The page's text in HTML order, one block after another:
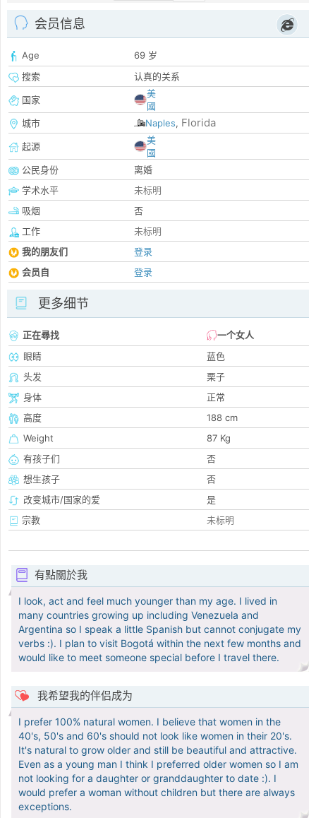
会员信息
Age
69 岁
搜索
认真的关系
国家
美
國
城市
Naples, Florida
起源
美
國
公民身份
离婚
学术水平
未标明
吸烟
否
工作
未标明
我的朋友们
登录
会员自
登录
更多细节
正在尋找
一个女人
眼睛
蓝色
头发
栗子
身体
正常
高度
188 cm
Weight
87 Kg
有孩子们
否
想生孩子
否
改变城市/国家的爱
是
宗教
未标明
有點關於我
I look, act and feel much younger than my age. I lived in
many countries growing up including Venezuela and
Argentina so I speak a little Spanish but cannot conjugate my
verbs :). I plan to visit Bogotá within the next few months and
would like to meet someone special before I travel there.
我希望我的伴侣成为
I prefer 100% natural women. I believe that women in the
40's, 50's and 60's should not look like women in their 20's.
It's natural to grow older and still be beautiful and attractive.
Even as a young man I think I preferred older women so I am
not looking for a daughter or granddaughter to date :). I
would prefer a woman without children but there are always
exceptions.